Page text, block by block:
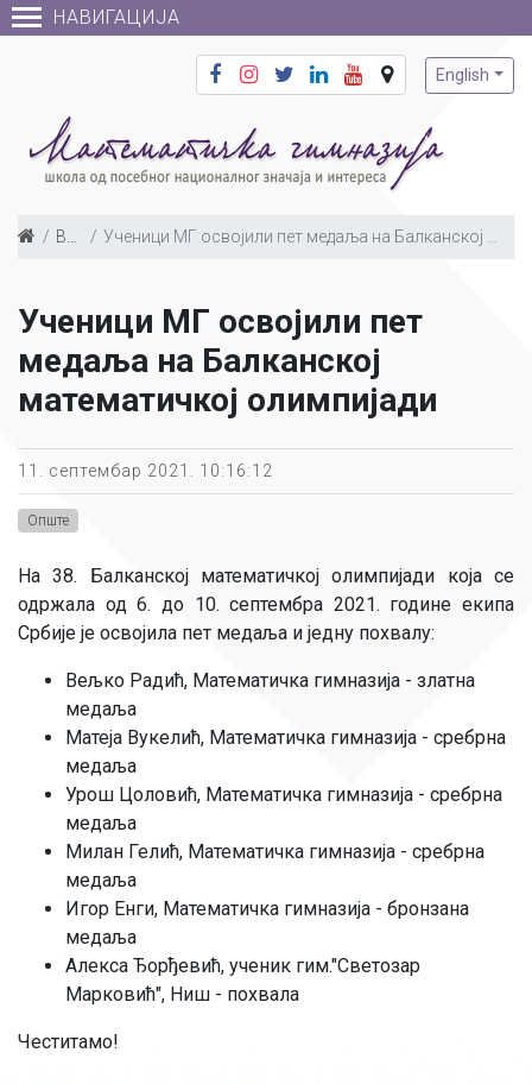
НАВИГАЦИЈА
English
Вести Ученици МГ освојили пет медаља на Балканској математичкој олимпијади
Ученици МГ освојили пет
медаља на Балканској
математичкој олимпијади
11. септембар 2021. 10:16:12
Опште
На 38. Балканској математичкој олимпијади која се
одржала од 6. до 10. септембра 2021. године екипа
Србије је освојила пет медаља и једну похвалу:
Вељко Радић, Математичка гимназија - златна
медаља
Матеја Вукелић, Математичка гимназија - сребрна
медаља
Урош Цоловић, Математичка гимназија - сребрна
медаља
Милан Гелић, Математичка гимназија - сребрна
медаља
Игор Енги, Математичка гимназија - бронзана
медаља
Алекса Ђорђевић, ученик гим."Светозар
Марковић", Ниш - похвала
Честитамо!